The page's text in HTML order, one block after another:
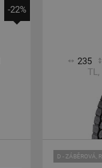
-22%
235
TL,
D - ZÁBĚROVÁ,